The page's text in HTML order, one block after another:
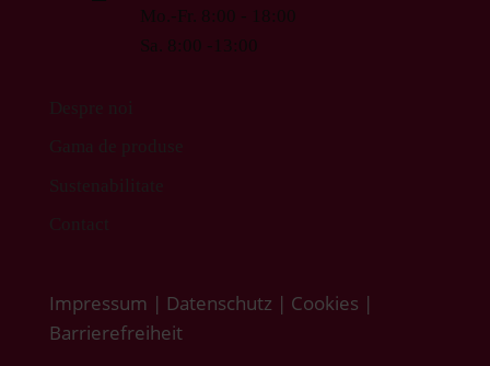
Mo.-Fr. 8:00 - 18:00
Sa. 8:00 -13:00
Impressum | Datenschutz | Cookies |
Barrierefreiheit